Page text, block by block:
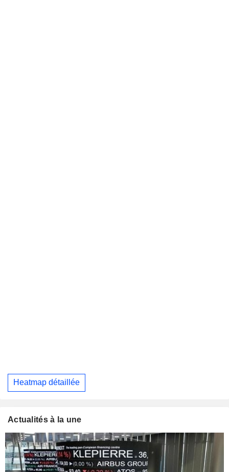
Heatmap détaillée
Actualités à la une